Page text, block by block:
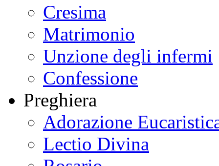
Cresima
Matrimonio
Unzione degli infermi
Confessione
Preghiera
Adorazione
Lectio Divina